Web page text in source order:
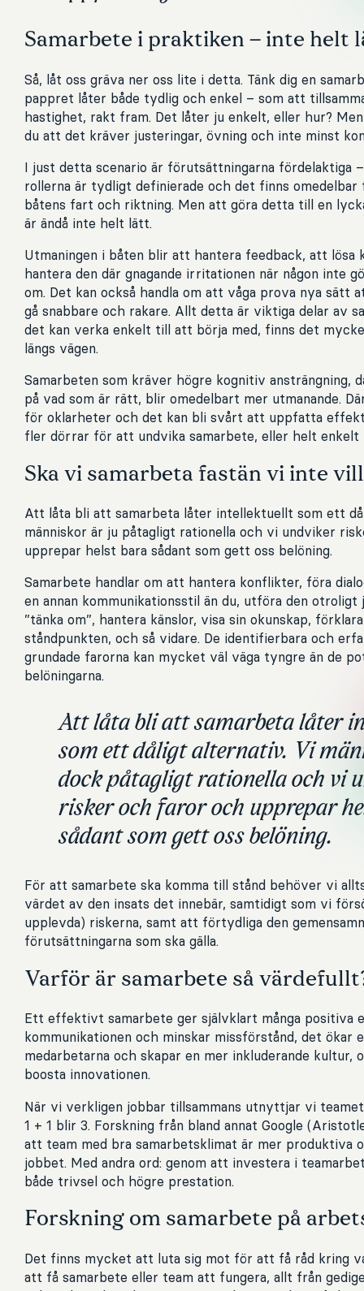
Samarbete i praktiken – inte helt
Så, låt oss gräva ner oss lite i detta. Tänk dig en
pappret låter både tydlig och enkel – som att
hastighet, rakt fram. Det låter ju enkelt, eller hur?
du att det kräver justeringar, övning och inte minst
I just detta scenario är förutsättningarna fördelaktiga
rollerna är tydligt definierade och det finns
båtens fart och riktning. Men att göra detta till en
är ändå inte helt lätt.
Utmaningen i båten blir att hantera feedback, att
hantera den där gnagande irritationen när någon inte
om. Det kan också handla om att våga prova nya
gå snabbare och rakare. Allt detta är viktiga delar av
det kan verka enkelt till att börja med, finns det
längs vägen.
Samarbeten som kräver högre kognitiv ansträngning,
på vad som är rätt, blir omedelbart mer utmanande.
för oklarheter och det kan bli svårt att uppfatta
fler dörrar för att undvika samarbete, eller helt
Ska vi samarbeta fastän vi inte
Att låta bli att samarbeta låter intellektuellt som ett
människor är ju påtagligt rationella och vi undviker
upprepar helst bara sådant som gett oss belöning.
Samarbete handlar om att hantera konflikter, föra
en annan kommunikationsstil än du, utföra den otroligt
”tänka om”, hantera känslor, visa sin okunskap,
ståndpunkten, och så vidare. De identifierbara och
grundade farorna kan mycket väl väga tyngre än de
belöningarna.
Att låta bli att samarbeta låter
som ett dåligt alternativ. Vi
dock påtagligt rationella och vi
risker och faror och upprepar
sådant som gett oss belöning.
För att samarbete ska komma till stånd behöver vi
värdet av den insats det innebär, samtidigt som vi
upplevda) riskerna, samt att förtydliga den
förutsättningarna som ska gälla.
Varför är samarbete så
Ett effektivt samarbete ger självklart många
kommunikationen och minskar missförstånd, det ökar
medarbetarna och skapar en mer inkluderande kultur,
boosta innovationen.
När vi verkligen jobbar tillsammans utnyttjar vi
1 + 1 blir 3. Forskning från bland annat Google
att team med bra samarbetsklimat är mer produktiva
jobbet. Med andra ord: genom att investera i
både trivsel och högre prestation.
Forskning om samarbete på
Det finns mycket att luta sig mot för att få råd kring
att få samarbete eller team att fungera, allt från